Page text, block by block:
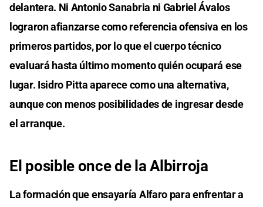
delantera. Ni Antonio Sanabria ni Gabriel Ávalos
lograron afianzarse como referencia ofensiva en los
primeros partidos, por lo que el cuerpo técnico
evaluará hasta último momento quién ocupará ese
lugar. Isidro Pitta aparece como una alternativa,
aunque con menos posibilidades de ingresar desde
el arranque.
El posible once de la Albirroja
La formación que ensayaría Alfaro para enfrentar a